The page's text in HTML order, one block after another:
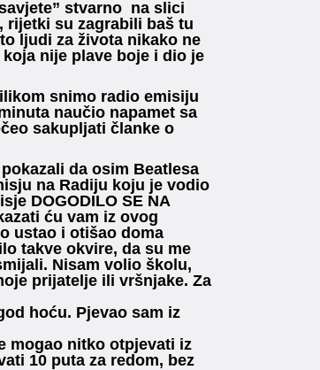
stvarno na slici
rijetki su zagrabili baš tu
ljudi za života nikako ne
nije plave boje i dio je
snimo radio emisiju
naučio napamet sa
sakupljati članke o
da osim Beatlesa
na Radiju koju je vodio
DOGODILO SE NA
ću vam iz ovog
ustao i otišao doma
takve okvire, da su me
Nisam volio školu,
prijatelje ili vršnjake. Za
hoću. Pjevao sam iz
mogao nitko otpjevati iz
10 puta za redom, bez